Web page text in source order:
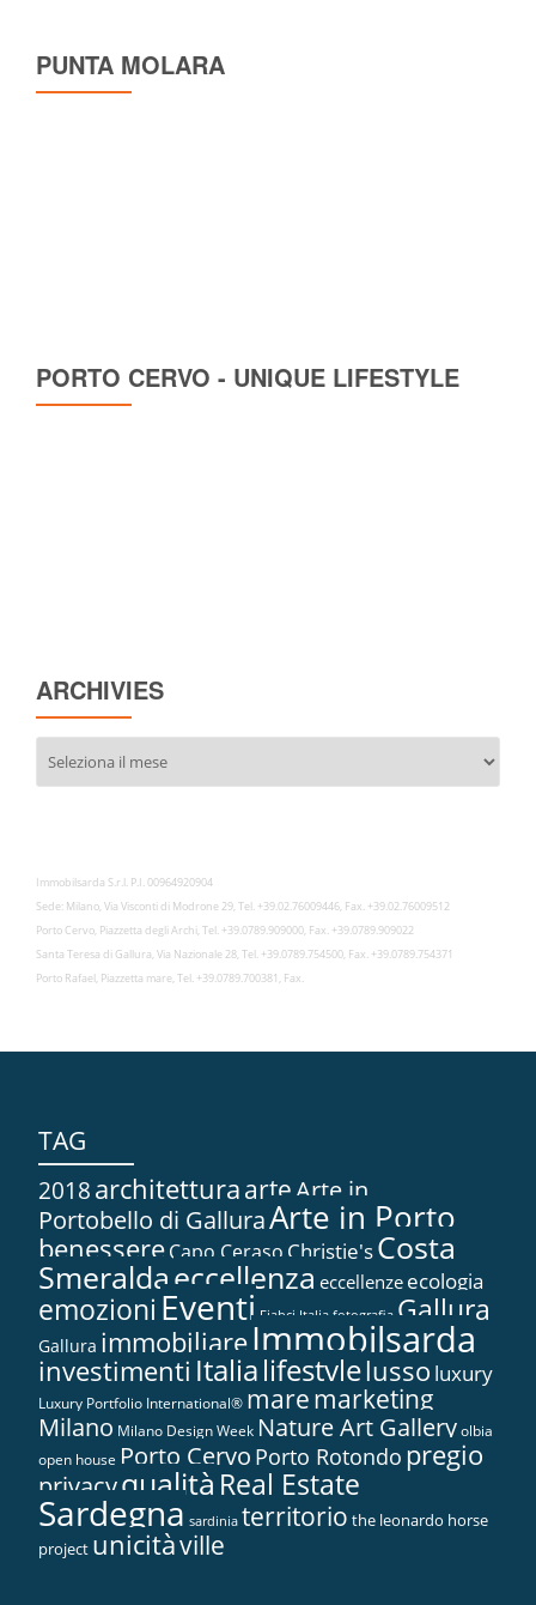
PUNTA MOLARA
PORTO CERVO - UNIQUE LIFESTYLE
ARCHIVIES
Immobilsarda S.r.l. P.I. 00964920904
Sede: Milano, Via Visconti di Modrone 29, Tel. +39.02.76009446, Fax. +39.02.76009512
Porto Cervo, Piazzetta degli Archi, Tel. +39.0789.909000, Fax. +39.0789.909022
Santa Teresa di Gallura, Via Nazionale 28, Tel. +39.0789.754500, Fax. +39.0789.754371
Porto Rafael, Piazzetta mare, Tel. +39.0789.700381, Fax.
TAG
2018architetturaarteArte in...
Portobello di GalluraArte in Porto
benessereCapo Ceraso Christie'sCosta
Smeraldaeccellenza eccellenze ecologia
emozioni Eventi Fiabci Italia fotografia Gallura
Gallura immobiliareImmobilsarda
investimenti Italialifestylelusso luxury
Luxury Portfolio International® maremarketing
Milano Milano Design Week Nature Art Galleryolbia
open house Porto Cervo Porto Rotondo pregio
privacyqualità Real Estate
Sardegna sardinia territorio the leonardo horse
project unicitàville